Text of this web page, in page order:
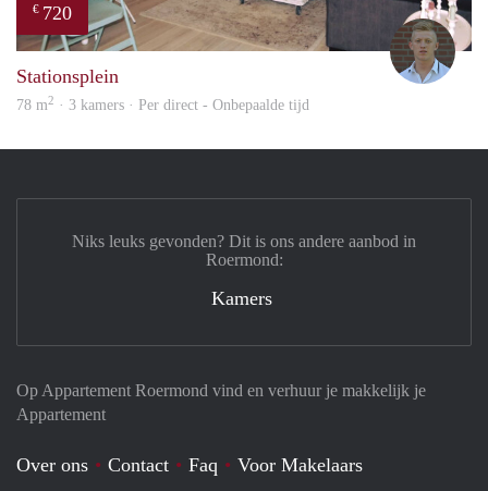
€ 720
Tom
Stationsplein
78 m2 · 3 kamers · Per direct - Onbepaalde tijd
Op Appartement Roermond vind en verhuur je makkelijk je
Appartement
Over ons Contact Faq Voor Makelaars
Niks leuks gevonden? Dit is ons andere aanbod in
Roermond:
Kamers